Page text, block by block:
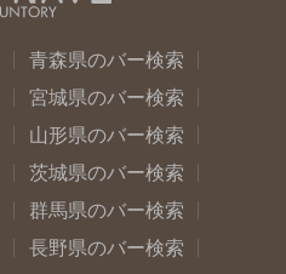
青森県のバー検索
宮城県のバー検索
山形県のバー検索
茨城県のバー検索
群馬県のバー検索
長野県のバー検索